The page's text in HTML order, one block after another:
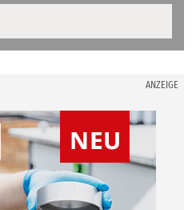
ANZEIGE